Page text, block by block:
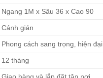
Ngang 1M x Sâu 36 x Cao 90
Cánh gián
Phong cách sang trọng, hiện đại
12 tháng